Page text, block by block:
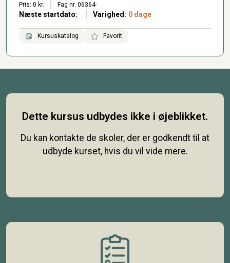
Pris: 0 kr. Fag nr. 06364-
Næste startdato: Varighed: 0 dage
Kursuskatalog Favorit
Dette kursus udbydes ikke i øjeblikket.
Du kan kontakte de skoler, der er godkendt til at
udbyde kurset, hvis du vil vide mere.